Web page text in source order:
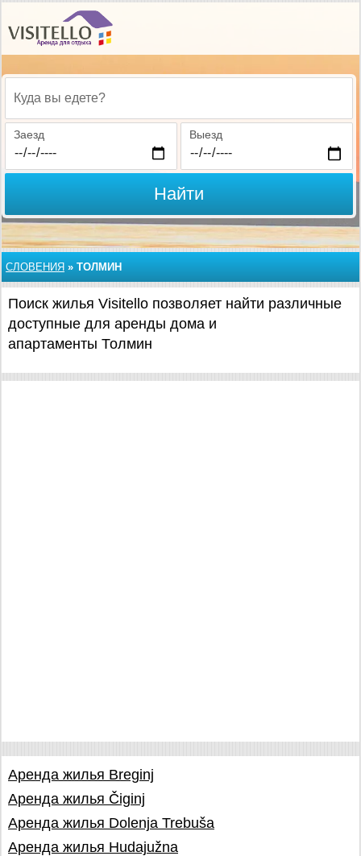
Куда вы едете?
Заезд Выезд
Найти
СЛОВЕНИЯ » ТОЛМИН
Поиск жилья Visitello позволяет найти различные
доступные для аренды дома и
апартаменты Толмин
Аренда жилья Breginj
Аренда жилья Čiginj
Аренда жилья Dolenja Trebuša
Аренда жилья Hudajužna